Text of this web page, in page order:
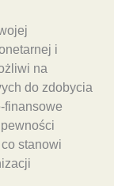
i
na
do zdobycia
finansowe
stanowi